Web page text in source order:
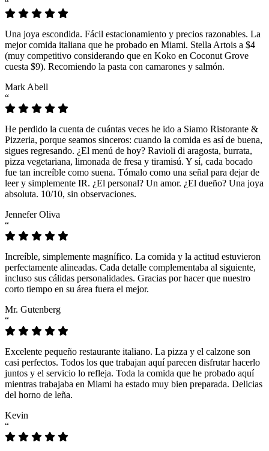
“
Una joya escondida. Fácil estacionamiento y precios razonables. La
mejor comida italiana que he probado en Miami. Stella Artois a $4
(muy competitivo considerando que en Koko en Coconut Grove
cuesta $9). Recomiendo la pasta con camarones y salmón.
Mark Abell
“
He perdido la cuenta de cuántas veces he ido a Siamo Ristorante &
Pizzeria, porque seamos sinceros: cuando la comida es así de buena,
sigues regresando. ¿El menú de hoy? Ravioli di aragosta, burrata,
pizza vegetariana, limonada de fresa y tiramisú. Y sí, cada bocado
fue tan increíble como suena. Tómalo como una señal para dejar de
leer y simplemente IR. ¿El personal? Un amor. ¿El dueño? Una joya
absoluta. 10/10, sin observaciones.
Jennefer Oliva
“
Increíble, simplemente magnífico. La comida y la actitud estuvieron
perfectamente alineadas. Cada detalle complementaba al siguiente,
incluso sus cálidas personalidades. Gracias por hacer que nuestro
corto tiempo en su área fuera el mejor.
Mr. Gutenberg
“
Excelente pequeño restaurante italiano. La pizza y el calzone son
casi perfectos. Todos los que trabajan aquí parecen disfrutar hacerlo
juntos y el servicio lo refleja. Toda la comida que he probado aquí
mientras trabajaba en Miami ha estado muy bien preparada. Delicias
del horno de leña.
Kevin
“